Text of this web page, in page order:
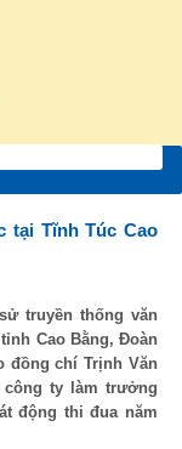
tại Tĩnh Túc Cao
truyền thống văn
Cao Bằng, Đoàn
đồng chí Trịnh Văn
ty làm trưởng
động thi đua năm